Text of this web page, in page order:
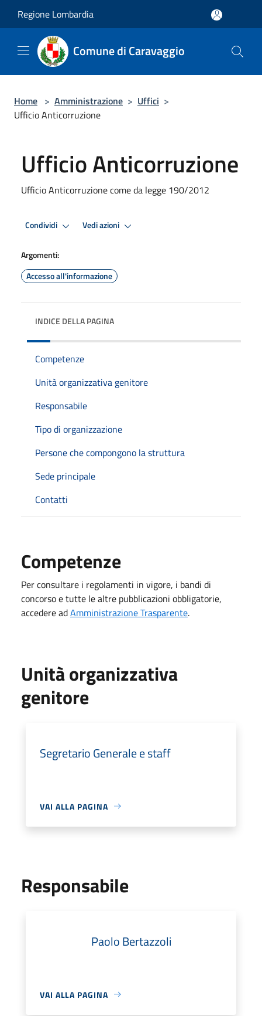
Regione Lombardia
Comune di Caravaggio
Home > Amministrazione > Uffici >
Ufficio Anticorruzione
Ufficio Anticorruzione
Ufficio Anticorruzione come da legge 190/2012
Condividi Vedi azioni
Argomenti:
Accesso all'informazione
INDICE DELLA PAGINA
Competenze
Unità organizzativa genitore
Responsabile
Tipo di organizzazione
Persone che compongono la struttura
Sede principale
Contatti
Competenze
Per consultare i regolamenti in vigore, i bandi di
concorso e tutte le altre pubblicazioni obbligatorie,
accedere adAmministrazione Trasparente.
Unità organizzativa
genitore
Segretario Generale e staff
VAI ALLA PAGINA
Responsabile
Paolo Bertazzoli
VAI ALLA PAGINA